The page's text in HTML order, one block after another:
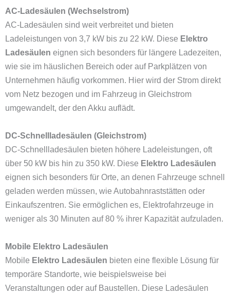
AC-Ladesäulen (Wechselstrom)
AC-Ladesäulen sind weit verbreitet und bieten
Ladeleistungen von 3,7 kW bis zu 22 kW. Diese Elektro
Ladesäulen eignen sich besonders für längere Ladezeiten,
wie sie im häuslichen Bereich oder auf Parkplätzen von
Unternehmen häufig vorkommen. Hier wird der Strom direkt
vom Netz bezogen und im Fahrzeug in Gleichstrom
umgewandelt, der den Akku auflädt.
DC-Schnellladesäulen (Gleichstrom)
DC-Schnellladesäulen bieten höhere Ladeleistungen, oft
über 50 kW bis hin zu 350 kW. Diese Elektro Ladesäulen
eignen sich besonders für Orte, an denen Fahrzeuge schnell
geladen werden müssen, wie Autobahnraststätten oder
Einkaufszentren. Sie ermöglichen es, Elektrofahrzeuge in
weniger als 30 Minuten auf 80 % ihrer Kapazität aufzuladen.
Mobile Elektro Ladesäulen
Mobile Elektro Ladesäulen bieten eine flexible Lösung für
temporäre Standorte, wie beispielsweise bei
Veranstaltungen oder auf Baustellen. Diese Ladesäulen